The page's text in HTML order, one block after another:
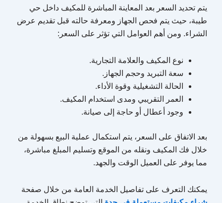
يتم تحديد السعر بعد المعاينة المباشرة للمكيف داخل حي
طيبة، حيث يتم فحص الجهاز ومعرفة حالته قبل تقديم عرض
الشراء. ومن أهم العوامل التي تؤثر على السعر:
نوع المكيف والعلامة التجارية.
سعة التبريد وحجم الجهاز.
الحالة التشغيلية وقوة الأداء.
العمر التقريبي ومدى استخدام المكيف.
وجود أعطال أو حاجة إلى صيانة.
بعد الاتفاق على السعر، يتم استكمال عملية البيع بسهولة من
خلال فك المكيف ونقله من الموقع وتسليم المبلغ مباشرة،
مما يوفر على العميل الوقت والجهد.
يمكنك التعرف على تفاصيل الخدمة العامة من خلال صفحة